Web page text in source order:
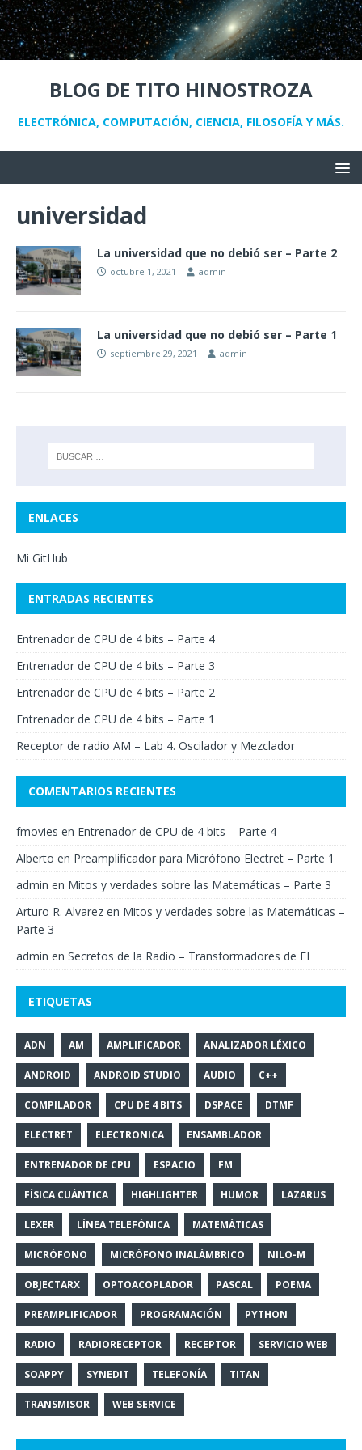
BLOG DE TITO HINOSTROZA
ELECTRÓNICA, COMPUTACIÓN, CIENCIA, FILOSOFÍA Y MÁS.
universidad
La universidad que no debió ser – Parte 2
octubre 1, 2021 admin
La universidad que no debió ser – Parte 1
septiembre 29, 2021 admin
ENLACES
Mi GitHub
ENTRADAS RECIENTES
Entrenador de CPU de 4 bits – Parte 4
Entrenador de CPU de 4 bits – Parte 3
Entrenador de CPU de 4 bits – Parte 2
Entrenador de CPU de 4 bits – Parte 1
Receptor de radio AM – Lab 4. Oscilador y Mezclador
COMENTARIOS RECIENTES
fmovies en Entrenador de CPU de 4 bits – Parte 4
Alberto en Preamplificador para Micrófono Electret – Parte 1
admin en Mitos y verdades sobre las Matemáticas – Parte 3
Arturo R. Alvarez en Mitos y verdades sobre las Matemáticas –
Parte 3
admin en Secretos de la Radio – Transformadores de FI
ETIQUETAS
ADN AM AMPLIFICADOR ANALIZADOR LÉXICO
ANDROID ANDROID STUDIO AUDIO C++
COMPILADOR CPU DE 4 BITS DSPACE DTMF
ELECTRET ELECTRONICA ENSAMBLADOR
ENTRENADOR DE CPU ESPACIO FM
FÍSICA CUÁNTICA HIGHLIGHTER HUMOR LAZARUS
LEXER LÍNEA TELEFÓNICA MATEMÁTICAS
MICRÓFONO MICRÓFONO INALÁMBRICO NILO-M
OBJECTARX OPTOACOPLADOR PASCAL POEMA
PREAMPLIFICADOR PROGRAMACIÓN PYTHON
RADIO RADIORECEPTOR RECEPTOR SERVICIO WEB
SOAPPY SYNEDIT TELEFONÍA TITAN
TRANSMISOR WEB SERVICE